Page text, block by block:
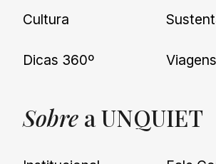
Cultura
Dicas 360º
Sobre a UNQUIET